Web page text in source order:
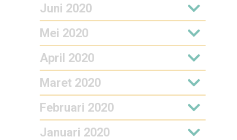
Juni 2020
Mei 2020
April 2020
Maret 2020
Februari 2020
Januari 2020